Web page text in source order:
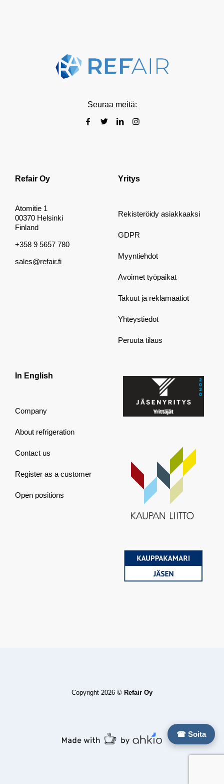
Seuraa meitä:
Refair Oy
Atomitie 1
00370 Helsinki
Finland
+358 9 5657 780
sales@refair.fi
Yritys
Rekisteröidy asiakkaaksi
GDPR
Myyntiehdot
Avoimet työpaikat
Takuut ja reklamaatiot
Yhteystiedot
Peruuta tilaus
In English
Company
About refrigeration
Contact us
Register as a customer
Open positions
☎ Soita
Copyright 2026 © Refair Oy